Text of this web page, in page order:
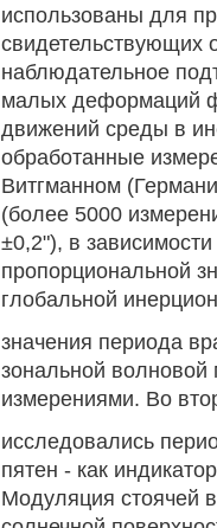
использованы для
свидетельствующих
наблюдательное
малых деформаций
движений среды в
обработанные
Витгманном
(более 5000
±0,2"), в
пропорциональной
глобальной
значения периода
зональной
измерениями. Во
исследовались
пятен - как
Модуляция стоячей